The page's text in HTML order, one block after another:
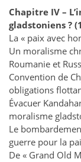
Chapitre IV –
gladstoniens ?
La « paix avec
Un moralisme
Roumanie et
Convention de
obligations
Évacuer
moralisme
Le
guerre pour la
De « Grand Old